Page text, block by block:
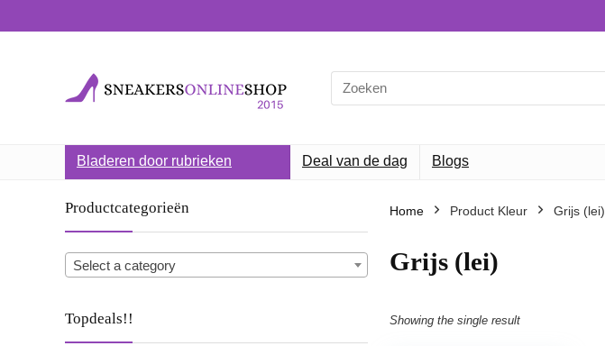
Search
for:
Bladeren door rubrieken Deal van de dag Blogs
Productcategorieën
Select a category
Topdeals!!
Home Product Kleur Grijs (lei)
Grijs (lei)
Showing the single result